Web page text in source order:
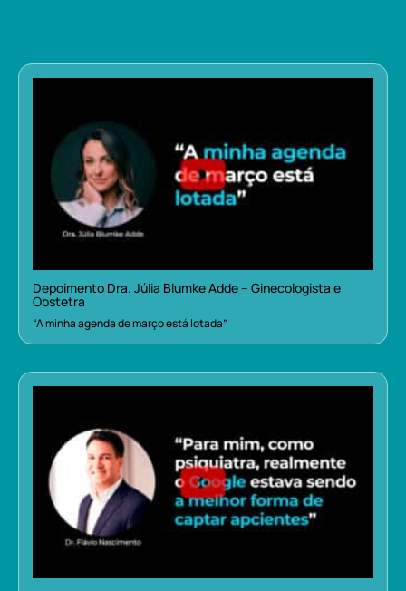
Depoimento Dra. Júlia Blumke Adde – Ginecologista e
Obstetra
“A minha agenda de março está lotada”